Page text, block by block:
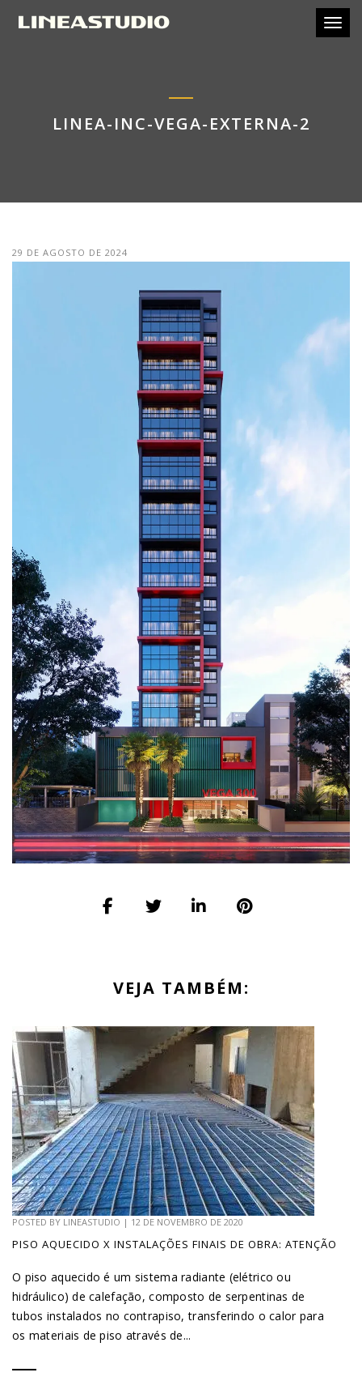
LINEA-INC-VEGA-EXTERNA-2
29 DE AGOSTO DE 2024
VEJA TAMBÉM:
POSTED BY LINEASTUDIO | 12 DE NOVEMBRO DE 2020
PISO AQUECIDO X INSTALAÇÕES FINAIS DE OBRA: ATENÇÃO
O piso aquecido é um sistema radiante (elétrico ou
hidráulico) de calefação, composto de serpentinas de
tubos instalados no contrapiso, transferindo o calor para
os materiais de piso através de...